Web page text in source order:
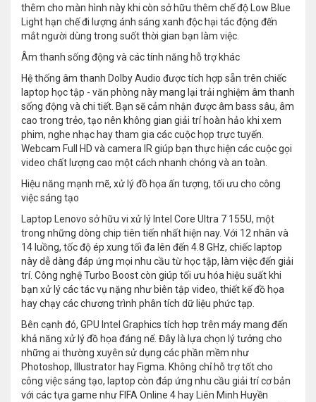
thêm cho màn hình này khi còn sở hữu thêm chế độ Low Blue
Light hạn chế đi lượng ánh sáng xanh độc hại tác động đến
mắt người dùng trong suốt thời gian bạn làm việc.
Âm thanh sống động và các tính năng hỗ trợ khác
Hệ thống âm thanh Dolby Audio được tích hợp sẵn trên chiếc
laptop học tập - văn phòng này mang lại trải nghiệm âm thanh
sống động và chi tiết. Bạn sẽ cảm nhận được âm bass sâu, âm
cao trong trẻo, tạo nên không gian giải trí hoàn hảo khi xem
phim, nghe nhạc hay tham gia các cuộc họp trực tuyến.
Webcam Full HD và camera IR giúp bạn thực hiện các cuộc gọi
video chất lượng cao một cách nhanh chóng và an toàn.
Hiệu năng mạnh mẽ, xử lý đồ họa ấn tượng, tối ưu cho công
việc sáng tạo
Laptop Lenovo sở hữu vi xử lý Intel Core Ultra 7 155U, một
trong những dòng chip tiên tiến nhất hiện nay. Với 12 nhân và
14 luồng, tốc độ ép xung tối đa lên đến 4.8 GHz, chiếc laptop
này dễ dàng đáp ứng mọi nhu cầu từ học tập, làm việc đến giải
trí. Công nghệ Turbo Boost còn giúp tối ưu hóa hiệu suất khi
bạn xử lý các tác vụ nặng như biên tập video, thiết kế đồ họa
hay chạy các chương trình phân tích dữ liệu phức tạp.
Bên cạnh đó, GPU Intel Graphics tích hợp trên máy mang đến
khả năng xử lý đồ họa đáng nể. Đây là lựa chọn lý tưởng cho
những ai thường xuyên sử dụng các phần mềm như
Photoshop, Illustrator hay Figma. Không chỉ hỗ trợ tốt cho
công việc sáng tạo, laptop còn đáp ứng nhu cầu giải trí cơ bản
với các tựa game như FIFA Online 4 hay Liên Minh Huyền